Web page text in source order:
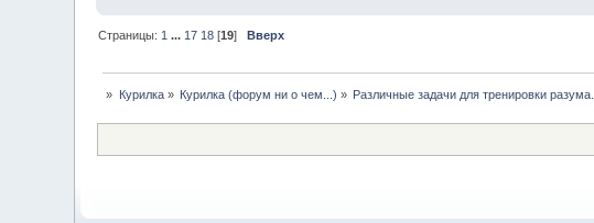
Страницы: 1 ... 17 18 [19]Вверх
» Курилка» Курилка (форум ни о чем...) » Различные задачи для тренировки разума.